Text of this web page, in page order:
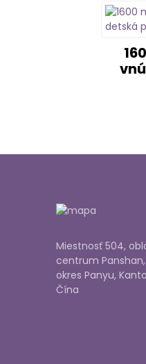
Miestnosť 504,
centrum
okres Panyu,
Čína